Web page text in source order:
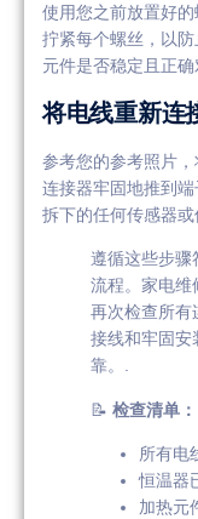
使用您之前放置好
拧紧每个螺丝，以
元件是否稳定且正确
将电线重新连
参考您的参考照片
连接器牢固地推到
拆下的任何传感器或
遵循这些步骤
流程。家电维
再次检查所有
接线和牢固安
靠。.
📝 检查清单：
所有电
恒温器
加热元